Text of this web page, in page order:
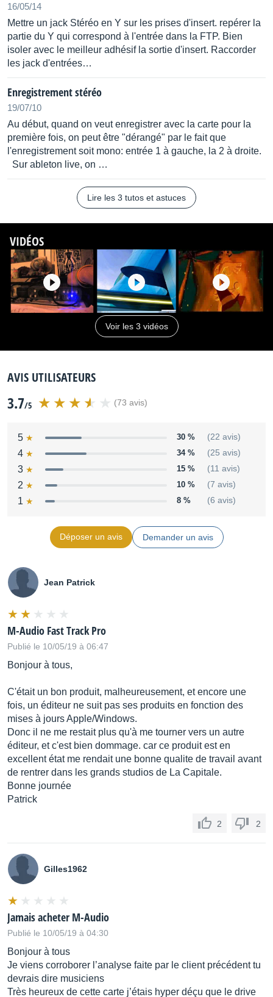
16/05/14
Mettre un jack Stéréo en Y sur les prises d'insert. repérer la
partie du Y qui correspond à l'entrée dans la FTP. Bien
isoler avec le meilleur adhésif la sortie d'insert. Raccorder
les jack d'entrées…
Enregistrement stéréo
19/07/10
Au début, quand on veut enregistrer avec la carte pour la
première fois, on peut être "dérangé" par le fait que
l'enregistrement soit mono: entrée 1 à gauche, la 2 à droite.
Sur ableton live, on …
Lire les 3 tutos et astuces
VIDÉOS
Voir les 3 vidéos
AVIS UTILISATEURS
3.7/5 (73 avis)
5 30 % (22 avis)
4 34 % (25 avis)
3 15 % (11 avis)
2 10 % (7 avis)
1 8 % (6 avis)
Déposer un avis Demander un avis
Jean Patrick
M-Audio Fast Track Pro
Publié le 10/05/19 à 06:47
Bonjour à tous,
C'était un bon produit, malheureusement, et encore une
fois, un éditeur ne suit pas ses produits en fonction des
mises à jours Apple/Windows.
Donc il ne me restait plus qu'à me tourner vers un autre
éditeur, et c'est bien dommage. car ce produit est en
excellent état me rendait une bonne qualite de travail avant
de rentrer dans les grands studios de La Capitale.
Bonne journée
Patrick
2 2
Gilles1962
Jamais acheter M-Audio
Publié le 10/05/19 à 04:30
Bonjour à tous
Je viens corroborer l’analyse faite par le client précédent tu
devrais dire musiciens
Très heureux de cette carte j’étais hyper déçu que le drive